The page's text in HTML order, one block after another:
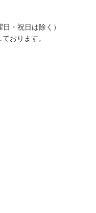
・祝日は除く）
おります。